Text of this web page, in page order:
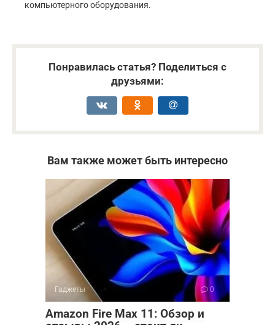
компьютерного оборудования.
Понравилась статья? Поделиться с
друзьями:
Вам также может быть интересно
Гаджеты 0
Amazon Fire Max 11: Обзор и